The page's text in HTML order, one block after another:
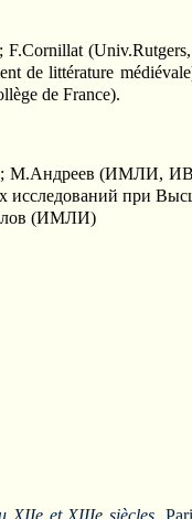
de littérature
de France).
М.Андреев
исследований
(ИМЛИ)